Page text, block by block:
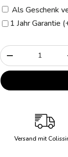
Als Geschenk
1 Jahr Garantie
Anzahl
-
Versand mit